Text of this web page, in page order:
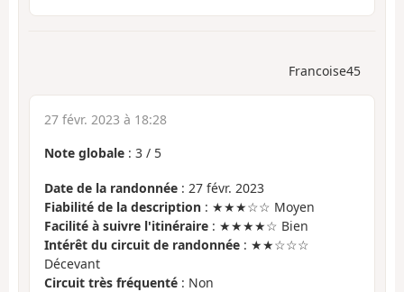
Francoise45
27 févr. 2023 à 18:28
Note globale : 3 / 5
Date de la randonnée : 27 févr. 2023
Fiabilité de la description : ★★★☆☆ Moyen
Facilité à suivre l'itinéraire : ★★★★☆ Bien
Intérêt du circuit de randonnée : ★★☆☆☆
Décevant
Circuit très fréquenté : Non